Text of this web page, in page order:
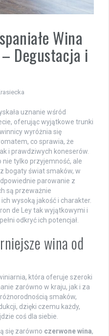
Wina
Degustacja i
uznanie wśród
oferując wyjątkowe trunki
wyróżnia się
co sprawia, że
i prawdziwych koneserów.
nie tylko przyjemność, ale
bogaty świat smaków, w
parowanie z
są przeważnie
wysoką jakość i charakter.
de Ley tak wyjątkowymi i
odkryć ich potencjał.
wina od
która oferuje szeroki
zarówno w kraju, jak i za
smaków,
dzięki czemu każdy,
coś dla siebie.
się zarówno czerwone wina,